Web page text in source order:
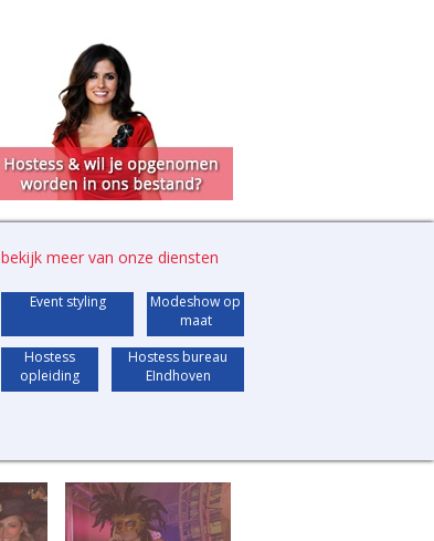
bekijk meer van onze diensten
Event styling
Modeshow op
maat
Hostess
opleiding
Hostess bureau
EIndhoven